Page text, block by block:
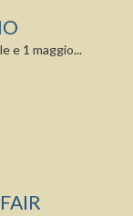
e 1 maggio...